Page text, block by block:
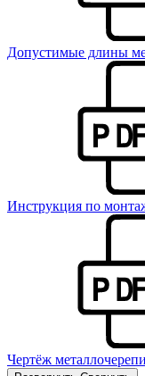
Допустимые длины
Инструкция по
Чертёж